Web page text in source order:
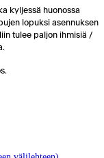
kyljessä huonossa
lopuksi asennuksen
tulee paljon ihmisiä /